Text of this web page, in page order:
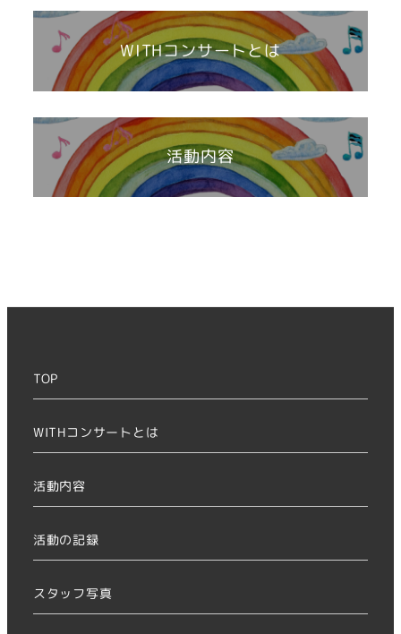
WITHコンサートとは
活動内容
TOP
WITHコンサートとは
活動内容
活動の記録
スタッフ写真